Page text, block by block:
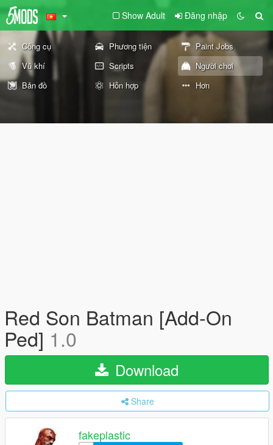
Show Adult Đăng nhập
Công cụ Phương tiện
Paint Jobs
Vũ khí
Scripts
Người chơi
Bản đồ
Hỗn hợp Hơn
Red Son Batman [Add-On
Ped] 1.0
Download
Share
fakeplastic